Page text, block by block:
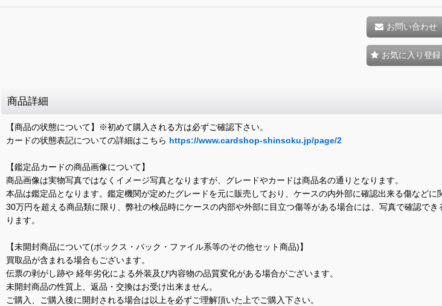
お問い合わせ
お気に入り登録
商品詳細
【商品の状態について】※初めて購入される方は必ずご確認下さい。
カードの状態表記についての詳細はこちら https://www.cardshop-shinsoku.jp/page/2
【鑑定品カードの商品画像について】
商品画像は実物写真ではなくイメージ写真となりますが、グレードやカードは商品名の通りとなります。
本品は鑑定品となります。鑑定機関が定めたグレードを元に販売しており、ケースの内外部に確認出来る傷など
30万円を超える商品類に限り、弊社の検品時にケースの内部や外部に目立つ傷等がある場合には、写真で確認で
ります。
【未開封商品について(ボックス・パック・ファイル系等のその他セット商品)】
買取品が含まれる場合もございます。
伝票の剥がし跡や 経年劣化による外装及び内容物の品質変化がある場合がございます。
未開封商品の性質上、返品・交換はお受け出来ません。
ご購入、ご購入後に開封される場合は以上を必ずご理解頂いた上でご購入下さい。